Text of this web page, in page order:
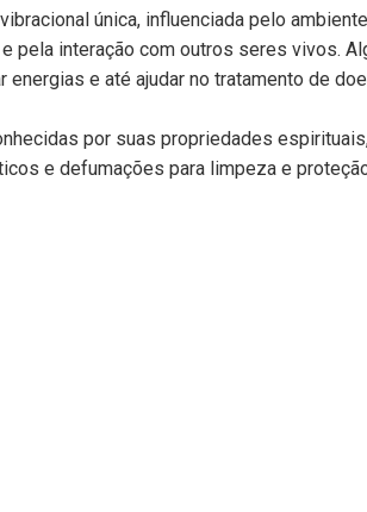
única, influenciada pelo
pela interação com outros seres vivos.
energias e até ajudar no tratamento de
por suas propriedades
e defumações para limpeza e